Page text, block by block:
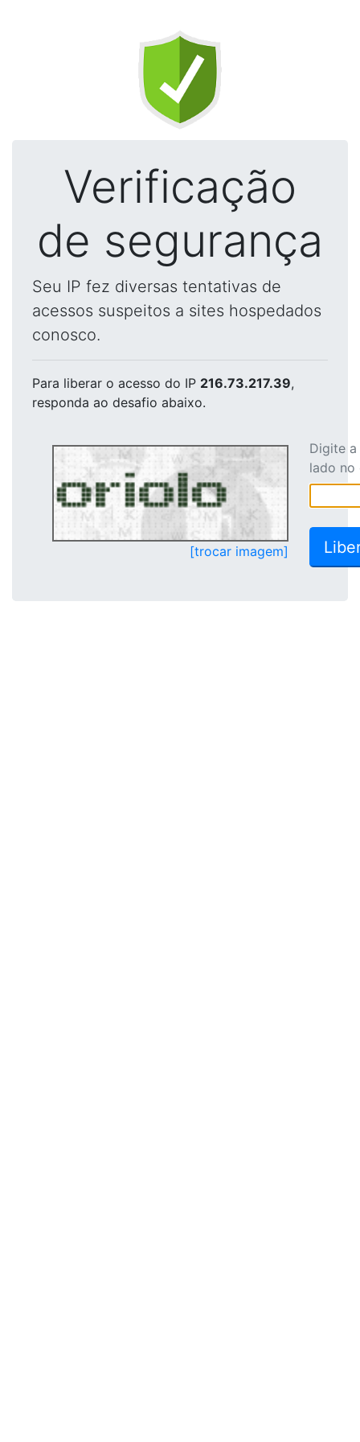
Verificação
de segurança
Seu IP fez diversas tentativas de
acessos suspeitos a sites hospedados
conosco.
Para liberar o acesso do IP 216.73.217.39,
responda ao desafio abaixo.
[trocar imagem]
Digite
lado no